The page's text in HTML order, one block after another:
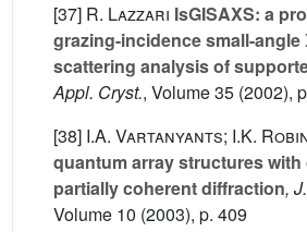
[37] R. Lazzari IsGISAXS: a
grazing-incidence small-angle
scattering analysis of
Appl. Cryst., Volume 35 (2002),
[38] I.A. Vartanyants; I.K.
quantum array structures with
partially coherent diffraction,
Volume 10 (2003), p. 409